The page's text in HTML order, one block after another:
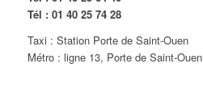
Tél : 01 40 25 74 28
Taxi : Station Porte de Saint-Ouen
Métro : ligne 13, Porte de Saint-Ouen